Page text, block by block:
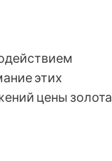
этих
цены золота